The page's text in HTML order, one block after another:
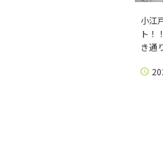
小江
ト！
き通